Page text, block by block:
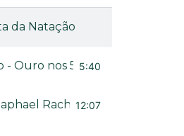
da Natação
- Ouro nos 50M livre no
5:40
Rached no Troféu Brasil
12:07